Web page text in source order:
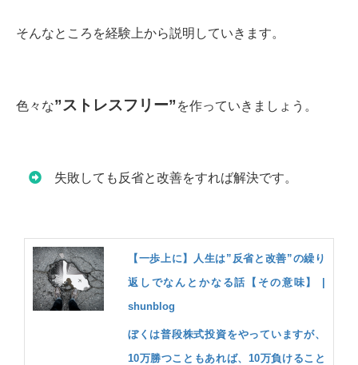
そんなところを経験上から説明していきます。
色々な”ストレスフリー” を作っていきましょう。
失敗しても反省と改善をすれば解決です。
【一歩上に】人生は”反省と改善”の繰り
返しでなんとかなる話【その意味】 |
shunblog
ぼくは普段株式投資をやっていますが、
10万勝つこともあれば、10万負けること